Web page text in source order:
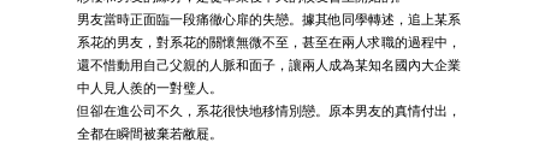
男友當時正面臨一段痛徹心扉的失戀。據其他同學轉述，追上某系
系花的男友，對系花的關懷無微不至，甚至在兩人求職的過程中，
還不惜動用自己父親的人脈和面子，讓兩人成為某知名國內大企業
中人見人羨的一對璧人。
但卻在進公司不久，系花很快地移情別戀。原本男友的真情付出，
全都在瞬間被棄若敝屣。